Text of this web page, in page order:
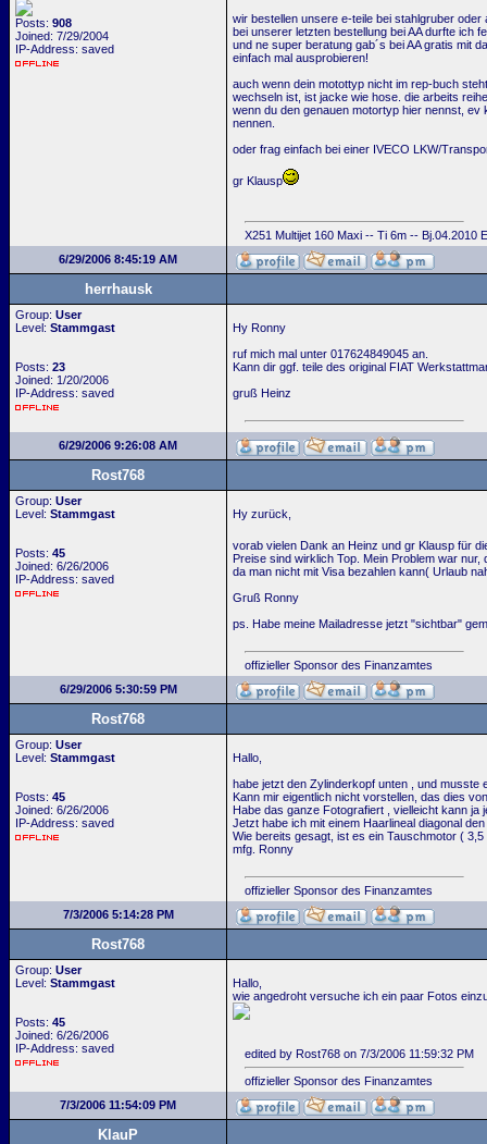
Posts: 908
Joined: 7/29/2004
IP-Address: saved
wir bestellen unsere e-teile bei stahlgruber oder
bei unserer letzten bestellung bei AA durfte ich
und ne super beratung gab´s bei AA gratis mit
einfach mal ausprobieren!
auch wenn dein motottyp nicht im rep-buch
wechseln ist, ist jacke wie hose. die arbeits
wenn du den genauen motortyp hier nennst,
nennen.
oder frag einfach bei einer IVECO LKW/
gr Klausp
X251 Multijet 160 Maxi -- Ti 6m -- Bj.04.2010
6/29/2006 8:45:19 AM
herrhausk
Group: User
Level: Stammgast
Posts: 23
Joined: 1/20/2006
IP-Address: saved
Hy Ronny
ruf mich mal unter 017624849045 an.
Kann dir ggf. teile des original FIAT
gruß Heinz
6/29/2006 9:26:08 AM
Rost768
Group: User
Level: Stammgast
Posts: 45
Joined: 6/26/2006
IP-Address: saved
Hy zurück,
vorab vielen Dank an Heinz und gr Klausp für
Preise sind wirklich Top. Mein Problem war
da man nicht mit Visa bezahlen kann( Urlaub
Gruß Ronny
ps. Habe meine Mailadresse jetzt "sichtbar"
offizieller Sponsor des Finanzamtes
6/29/2006 5:30:59 PM
Rost768
Group: User
Level: Stammgast
Posts: 45
Joined: 6/26/2006
IP-Address: saved
Hallo,
habe jetzt den Zylinderkopf unten , und
Kann mir eigentlich nicht vorstellen, das dies
Habe das ganze Fotografiert , vielleicht kann
Jetzt habe ich mit einem Haarlineal diagonal
Wie bereits gesagt, ist es ein Tauschmotor (
mfg. Ronny
offizieller Sponsor des Finanzamtes
7/3/2006 5:14:28 PM
Rost768
Group: User
Level: Stammgast
Posts: 45
Joined: 6/26/2006
IP-Address: saved
Hallo,
wie angedroht versuche ich ein paar Fotos
edited by Rost768 on 7/3/2006 11:59:32 PM
offizieller Sponsor des Finanzamtes
7/3/2006 11:54:09 PM
KlauP